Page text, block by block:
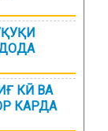
КӢ ВА
КАРДА